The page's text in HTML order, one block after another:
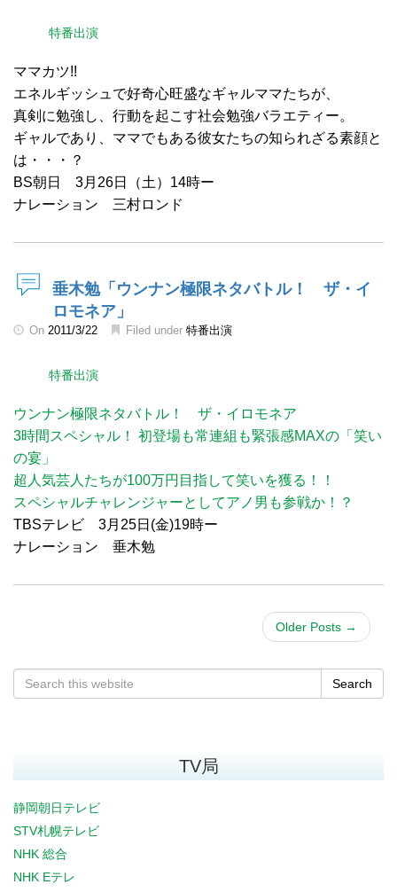
特番出演
ママカツ!!
エネルギッシュで好奇心旺盛なギャルママたちが、
真剣に勉強し、行動を起こす社会勉強バラエティー。
ギャルであり、ママでもある彼女たちの知られざる素顔と
は・・・？
BS朝日 3月26日（土）14時ー
ナレーション 三村ロンド
垂木勉「ウンナン極限ネタバトル！ ザ・イ
ロモネア」
On 2011/3/22 Filed under 特番出演
特番出演
ウンナン極限ネタバトル！ ザ・イロモネア
3時間スペシャル！ 初登場も常連組も緊張感MAXの「笑い
の宴」
超人気芸人たちが100万円目指して笑いを獲る！！
スペシャルチャレンジャーとしてアノ男も参戦か！？
TBSテレビ 3月25日(金)19時ー
ナレーション 垂木勉
Older Posts →
Search
TV局
静岡朝日テレビ
STV札幌テレビ
NHK 総合
NHK Eテレ